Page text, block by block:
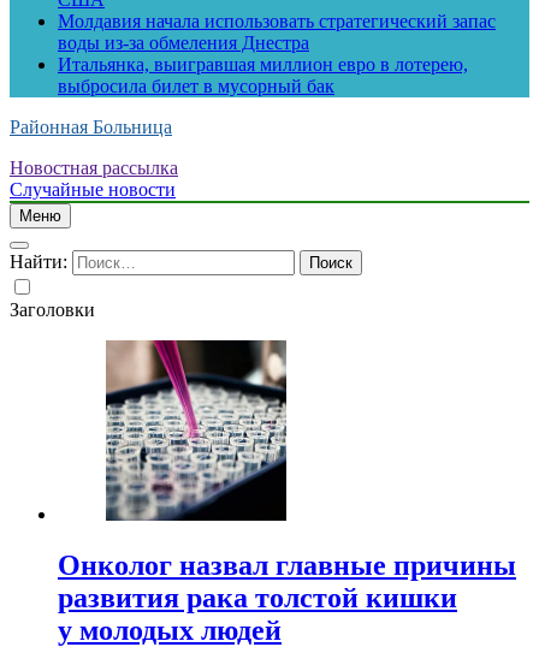
Молдавия начала использовать стратегический запас
воды из-за обмеления Днестра
Итальянка, выигравшая миллион евро в лотерею,
выбросила билет в мусорный бак
Районная Больница
Новостная рассылка
Случайные новости
Меню
Найти:
Заголовки
Онколог назвал главные причины
развития рака толстой кишки
у молодых людей